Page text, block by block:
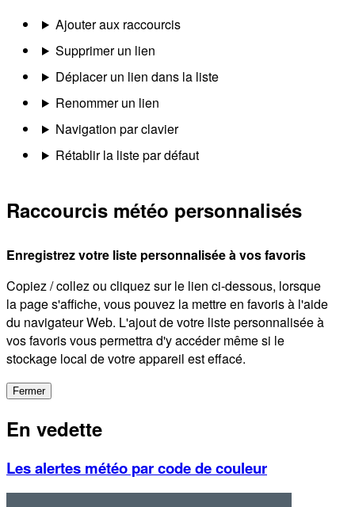
Ajouter aux raccourcis
Supprimer un lien
Déplacer un lien dans la liste
Renommer un lien
Navigation par clavier
Rétablir la liste par défaut
Raccourcis météo personnalisés
Enregistrez votre liste personnalisée à vos favoris
Copiez / collez ou cliquez sur le lien ci-dessous, lorsque
la page s'affiche, vous pouvez la mettre en favoris à l'aide
du navigateur Web. L'ajout de votre liste personnalisée à
vos favoris vous permettra d'y accéder même si le
stockage local de votre appareil est effacé.
Fermer
En vedette
Les alertes météo par code de couleur